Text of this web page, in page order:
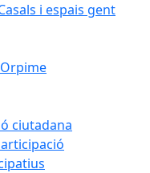
i espais gent
ciutadana